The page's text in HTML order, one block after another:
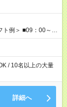
支給 ※規定あり
/ 10名以上の大量
詳細へ